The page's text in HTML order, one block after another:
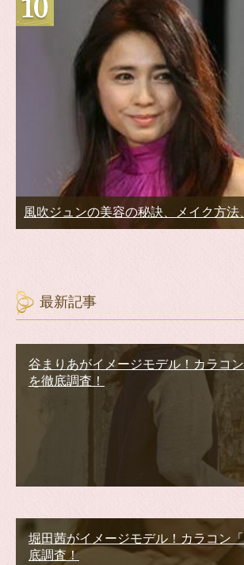
風吹ジュンの美容の秘訣、メイク方法
最新記事
谷まりあがイメージモデル！カラコ
を徹底調査！
堀田茜がイメージモデル！カラコン
底調査！